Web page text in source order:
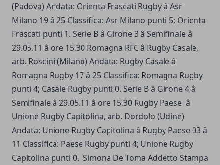
(Padova) Andata: Orienta Frascati Rugby â Asr
Milano 19 â 25 Classifica: Asr Milano punti 5; Orienta
Frascati punti 1. Serie B â Girone 3 â Semifinale â
29.05.11 â ore 15.30 Romagna RFC â Rugby Casale,
arb. Roscini (Milano) Andata: Rugby Casale â
Romagna Rugby 17 â 25 Classifica: Romagna Rugby
punti 4; Casale Rugby punti 0. Serie B â Girone 4 â
Semifinale â 29.05.11 â ore 15.30 Rugby Paese â
Unione Rugby Capitolina, arb. Dordolo (Udine)
Andata: Unione Rugby Capitolina â Rugby Paese 03 â
11 Classifica: Paese Rugby punti 4; Unione Rugby
Capitolina punti 0. Simona De Toma Addetto Stampa